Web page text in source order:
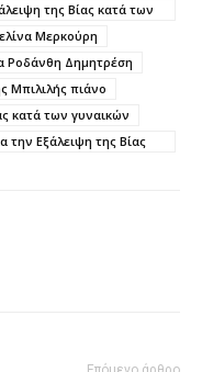
της Βίας κατά των
Μερκούρη
Ροδάνθη Δημητρέση
Μπιλιλής πιάνο
κατά των γυναικών
Εξάλειψη της Βίας